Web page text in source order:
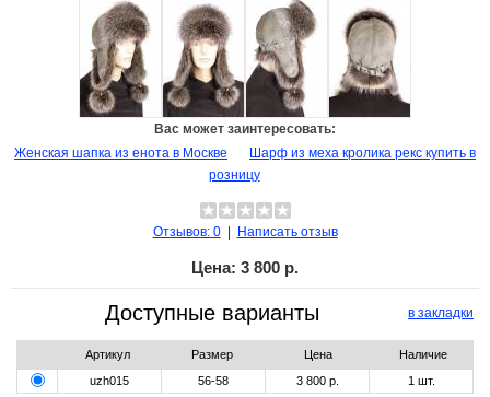
Вас может заинтересовать:
Женская шапка из енота в Москве
Шарф из меха кролика рекс купить в
розницу
Отзывов: 0| Написать отзыв
Цена: 3 800 р.
в закладки
Доступные варианты
Артикул Размер Цена
Наличие
uzh015
56-58 3 800 р. 1 шт.